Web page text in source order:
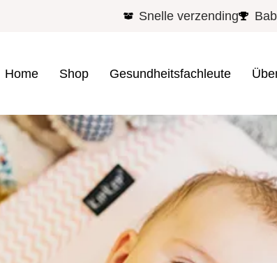
Snelle verzending
Home Shop Gesundheitsfachleute